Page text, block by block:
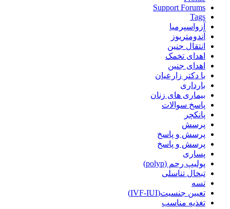
Support Forums
Tags
آزواسپرمیا
آندومتریوز
انتقال جنین
اهدای تخمک
اهدای جنین
با دکتر زارعیان
بارداری
بیماری های زنان
پاسخ سوالات
پانکچر
پرسش
پرسش و پاسخ
پرسش و پاسخ
پساری
پولیپ رحم (polyp)
تبخال تناسلی
تسه
تعیین جنسیت(IVF-IUI)
تغذیه مناسب